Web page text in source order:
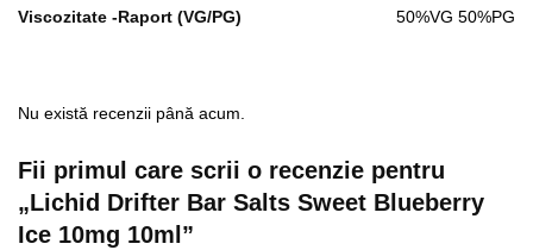
Viscozitate -Raport (VG/PG) 50%VG 50%PG
Nu există recenzii până acum.
Fii primul care scrii o recenzie pentru
„Lichid Drifter Bar Salts Sweet Blueberry
Ice 10mg 10ml”